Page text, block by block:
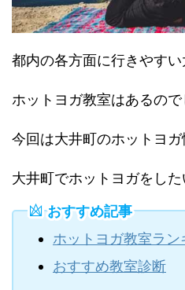
都内の各方面に行きやすい
ホットヨガ教室はあるので
今回は大井町のホットヨガ
大井町でホットヨガをした
おすすめ記事
ホットヨガ教室ラン
おすすめ教室診断